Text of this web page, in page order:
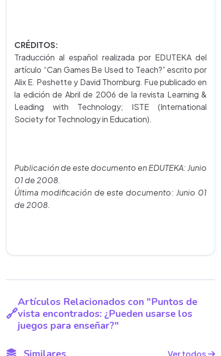
CRÉDITOS:
Traducción al español realizada por EDUTEKA del
artículo “Can Games Be Used to Teach?” escrito por
Alix E. Peshette y David Thornburg. Fue publicado en
la edición de Abril de 2006 de la revista Learning &
Leading with Technology; ISTE (International
Society for Technology in Education).
Publicación de este documento en EDUTEKA: Junio
01 de 2008.
Última modificación de este documento: Junio 01
de 2008.
Artículos Relacionados con "Puntos de
vista encontrados: ¿Pueden usarse los
juegos para enseñar?"
Ver todos